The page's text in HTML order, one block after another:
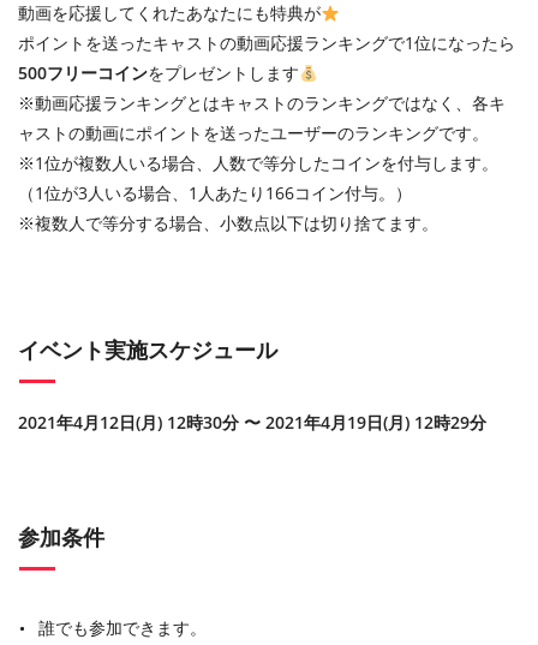
動画を応援してくれたあなたにも特典が
ポイントを送ったキャストの動画応援ランキングで1位になったら
500フリーコインをプレゼントします
※動画応援ランキングとはキャストのランキングではなく、各キ
ャストの動画にポイントを送ったユーザーのランキングです。
※1位が複数人いる場合、人数で等分したコインを付与します。
（1位が3人いる場合、1人あたり166コイン付与。）
※複数人で等分する場合、小数点以下は切り捨てます。
イベント実施スケジュール
2021年4月12日(月) 12時30分 〜 2021年4月19日(月) 12時29分
参加条件
誰でも参加できます。